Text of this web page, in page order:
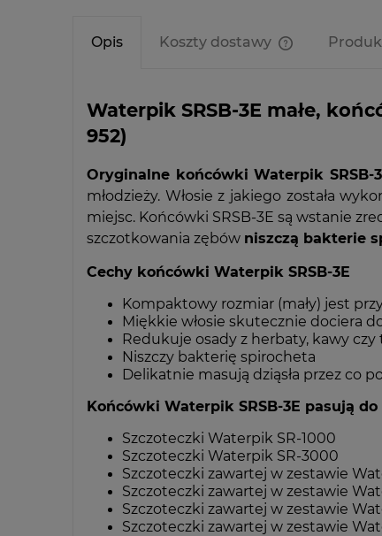
Opis Koszty dostawy
Waterpik SRSB-3E małe,
952)
Oryginalne końcówki Waterpik SRSB-
młodzieży. Włosie z jakiego została
miejsc. Końcówki SRSB-3E są wstanie
szczotkowania zębów niszczą bakterie
Cechy końcówki Waterpik SRSB-3E
Kompaktowy rozmiar (mały) jest
Miękkie włosie skutecznie dociera
Redukuje osady z herbaty, kawy
Niszczy bakterię spirocheta
Delikatnie masują dziąsła przez co
Końcówki Waterpik SRSB-3E pasują
Szczoteczki Waterpik SR-1000
Szczoteczki Waterpik SR-3000
Szczoteczki zawartej w zestawie
Szczoteczki zawartej w zestawie
Szczoteczki zawartej w zestawie
Szczoteczki zawartej w zestawie